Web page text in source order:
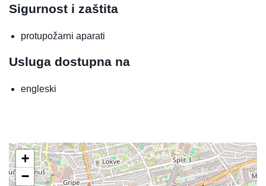
Sigurnost i zaštita
protupožarni aparati
Usluga dostupna na
engleski
+
−